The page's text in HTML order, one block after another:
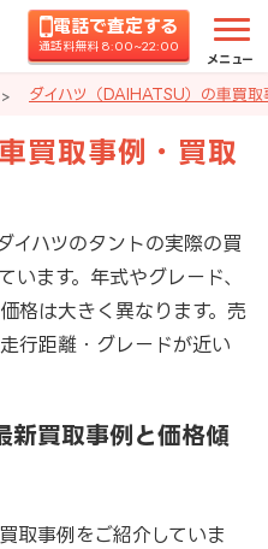
電話で査定する
通話料無料 8:00~22:00
メニュー
ダイハツ（DAIHATSU）の車買
買取事例・買取
イハツのタントの実際の買
います。年式やグレード、
格は大きく異なります。売
行距離・グレードが近い
新買取事例と価格傾
取事例をご紹介していま